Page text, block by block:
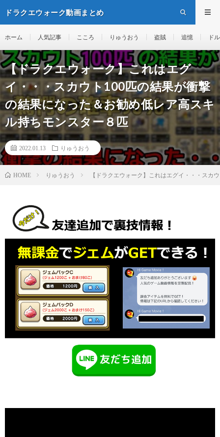
ドラクエウォーク動画まとめ
ホーム 人気記事 こころ りゅうおう 盗賊 追憶 ド
【ドラクエウォーク】これはエグ
イ・・・スカウト100匹の結果が衝撃
の結果になった＆お勧め低レア高スキ
ル持ちモンスター８匹
2022.01.13 りゅうおう
HOME りゅうおう 【ドラクエウォーク】これはエグイ・・・ス